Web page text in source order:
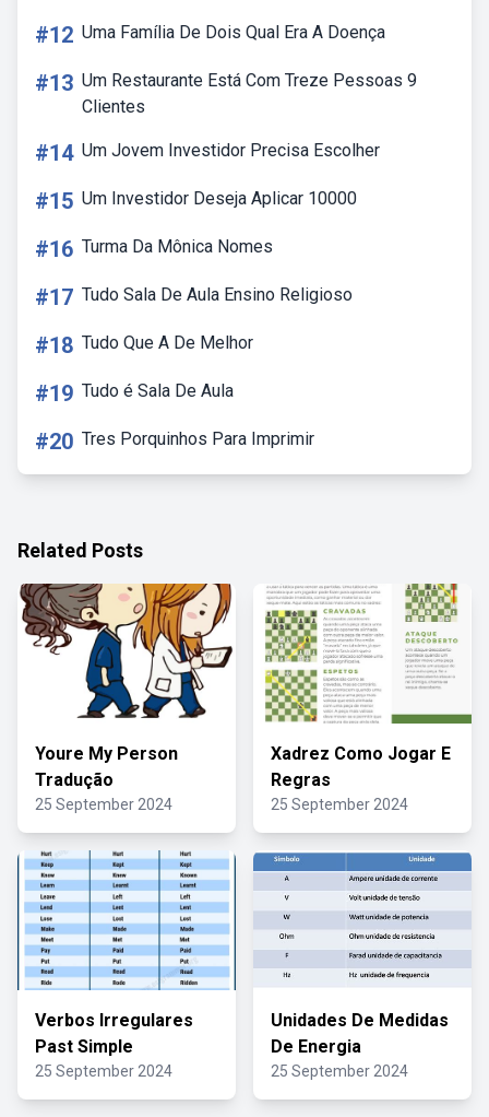
#12 Uma Família De Dois Qual Era A Doença
#13 Um Restaurante Está Com Treze Pessoas 9
Clientes
#14 Um Jovem Investidor Precisa Escolher
#15 Um Investidor Deseja Aplicar 10000
#16 Turma Da Mônica Nomes
#17 Tudo Sala De Aula Ensino Religioso
#18 Tudo Que A De Melhor
#19 Tudo é Sala De Aula
#20 Tres Porquinhos Para Imprimir
Related Posts
Youre My Person
Tradução
25 September 2024
Xadrez Como Jogar E
Regras
25 September 2024
Verbos Irregulares
Past Simple
25 September 2024
Unidades De Medidas
De Energia
25 September 2024